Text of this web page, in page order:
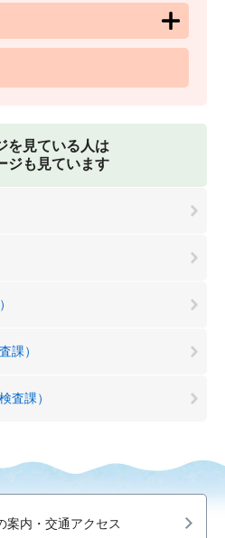
を見ている人は
ジも見ています
課）
査課）
案内・交通アクセス